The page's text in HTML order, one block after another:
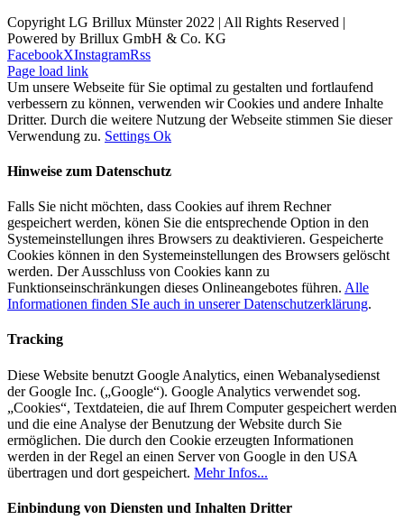
Copyright LG Brillux Münster 2022 | All Rights Reserved |
Powered by Brillux GmbH & Co. KG
FacebookXInstagramRss
Page load link
Um unsere Webseite für Sie optimal zu gestalten und fortlaufend
verbessern zu können, verwenden wir Cookies und andere Inhalte
Dritter. Durch die weitere Nutzung der Webseite stimmen Sie dieser
Verwendung zu. Settings Ok
Hinweise zum Datenschutz
Falls Sie nicht möchten, dass Cookies auf ihrem Rechner
gespeichert werden, könen Sie die entsprechende Option in den
Systemeinstellungen ihres Browsers zu deaktivieren. Gespeicherte
Cookies können in den Systemeinstellungen des Browsers gelöscht
werden. Der Ausschluss von Cookies kann zu
Funktionseinschränkungen dieses Onlineangebotes führen. Alle
Informationen finden SIe auch in unserer Datenschutzerklärung.
Tracking
Diese Website benutzt Google Analytics, einen Webanalysedienst
der Google Inc. („Google“). Google Analytics verwendet sog.
„Cookies“, Textdateien, die auf Ihrem Computer gespeichert werden
und die eine Analyse der Benutzung der Website durch Sie
ermöglichen. Die durch den Cookie erzeugten Informationen
werden in der Regel an einen Server von Google in den USA
übertragen und dort gespeichert. Mehr Infos...
Einbindung von Diensten und Inhalten Dritter